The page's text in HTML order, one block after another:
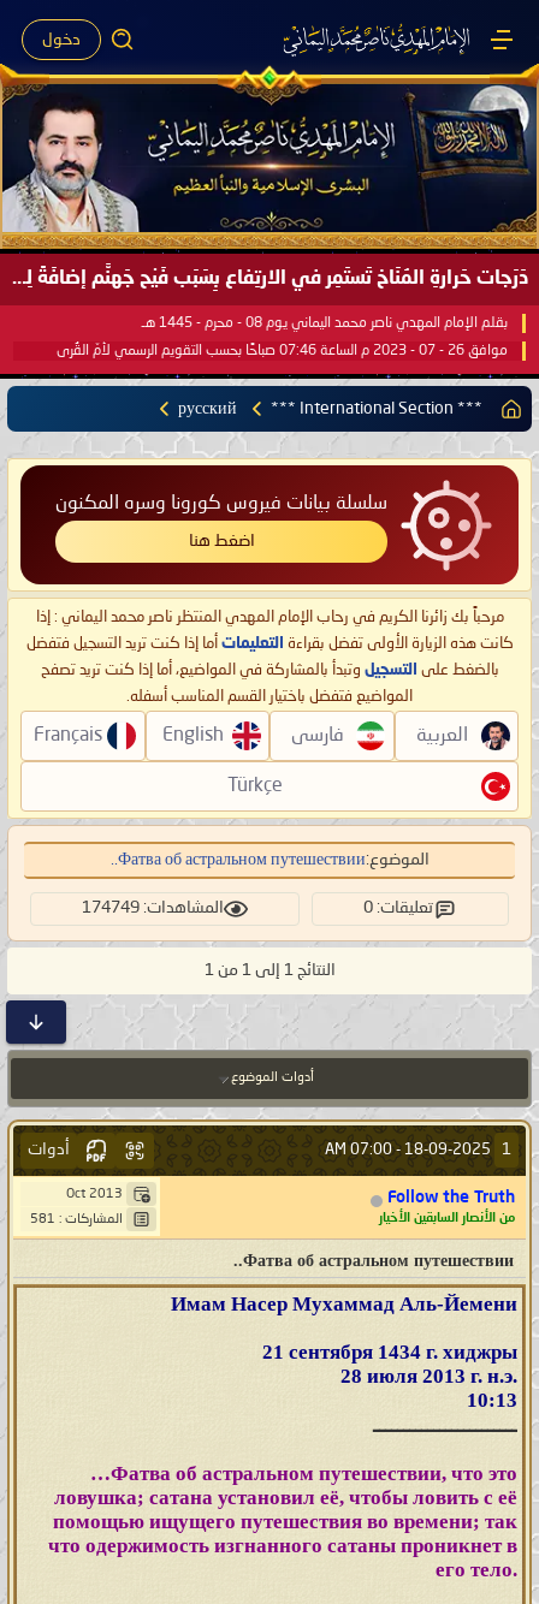
دخول
دَرَجات حَرارةِ المُنَاخ تَستَمِر في الارتِفاع بِسَبَب فَيْح جَهنَّم إضافَةً لِحرارةِ الشَّمس في مُحكَم القُرآن العَظيم ..
بقلم الإمام المهدي ناصر محمد اليماني يوم 08 - محرم - 1445 هـ
موافق 26 - 07 - 2023 م الساعة 07:46 صباحًا بحسب التقويم الرسمي لأمّ القُرى
*** International Section ***
русский
سلسلة بيانات فيروس كورونا وسره المكنون
اضغط هنا
مرحباً بك زائرنا الكريم في رحاب الإمام المهدي المنتظر ناصر محمد اليماني : إذا
كانت هذه الزيارة الأولى تفضل بقراءة التعليمات أما إذا كنت تريد التسجيل فتفضل
بالضغط على التسجيل وتبدأ بالمشاركة في المواضيع، أما إذا كنت تريد تصفح
المواضيع فتفضل باختيار القسم المناسب أسفله.
العربية فارسی English
Français
Türkçe
الموضوع:Фатва об астральном путешествии..
تعليقات: 0 المشاهدات: 174749
النتائج 1 إلى 1 من 1
أدوات الموضوع
1
18-09-2025 -
07:00 AM أدوات
Follow the Truth
من الأنصار السابقين الأخيار
Oct 2013
المشاركات : 581
Фатва об астральном путешествии..
Имам Насер Мухаммад Аль-Йемени
21 сентября 1434 г. хиджры
28 июля 2013 г. н.э.
10:13
ــــــــــــــــــــــــ
…Фатва об астральном путешествии, что это
ловушка; сатана установил её, чтобы ловить с её
помощью ищущего путешествия во времени; так
что одержимость изгнанного сатаны проникнет в
его тело.